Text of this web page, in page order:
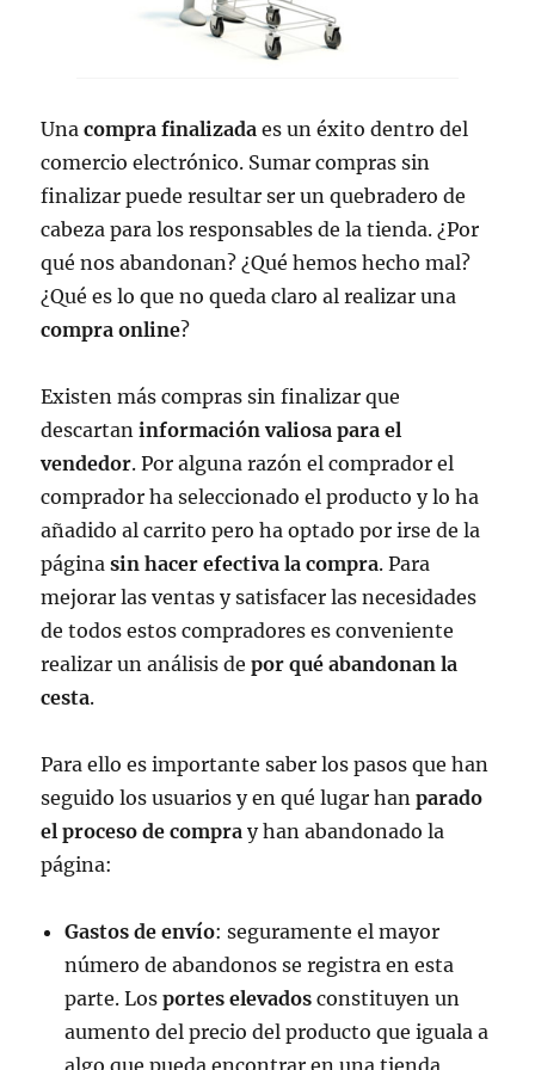
Unacompra finalizada es un éxito dentro del
comercio electrónico. Sumar compras sin
finalizar puede resultar ser un quebradero de
cabeza para los responsables de la tienda. ¿Por
qué nos abandonan? ¿Qué hemos hecho mal?
¿Qué es lo que no queda claro al realizar una
compra online?
Existen más compras sin finalizar que
descartaninformación valiosa para el
vendedor. Por alguna razón el comprador el
comprador ha seleccionado el producto y lo ha
añadido al carrito pero ha optado por irse de la
páginasin hacer efectiva la compra. Para
mejorar las ventas y satisfacer las necesidades
de todos estos compradores es conveniente
realizar un análisis depor qué abandonan la
cesta.
Para ello es importante saber los pasos que han
seguido los usuarios y en qué lugar hanparado
el proceso de compray han abandonado la
página:
Gastos de envío: seguramente el mayor
número de abandonos se registra en esta
parte. Losportes elevados constituyen un
aumento del precio del producto que iguala a